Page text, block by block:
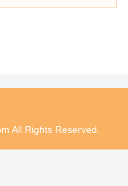
All Rights Reserved.